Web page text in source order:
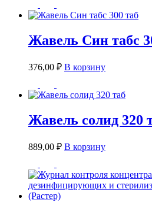
Жавель Син табс
376,00 ₽ В корзину
Жавель солид 320
889,00 ₽ В корзину